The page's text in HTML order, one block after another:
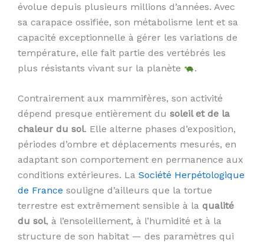
évolue depuis plusieurs millions d’années. Avec
sa carapace ossifiée, son métabolisme lent et sa
capacité exceptionnelle à gérer les variations de
température, elle fait partie des vertébrés les
plus résistants vivant sur la planète
.
Contrairement aux mammifères, son activité
dépend presque entièrement du soleil et de la
chaleur du sol. Elle alterne phases d’exposition,
périodes d’ombre et déplacements mesurés, en
adaptant son comportement en permanence aux
conditions extérieures. La Société Herpétologique
de France souligne d’ailleurs que la tortue
terrestre est extrêmement sensible à la qualité
du sol, à l’ensoleillement, à l’humidité et à la
structure de son habitat — des paramètres qui